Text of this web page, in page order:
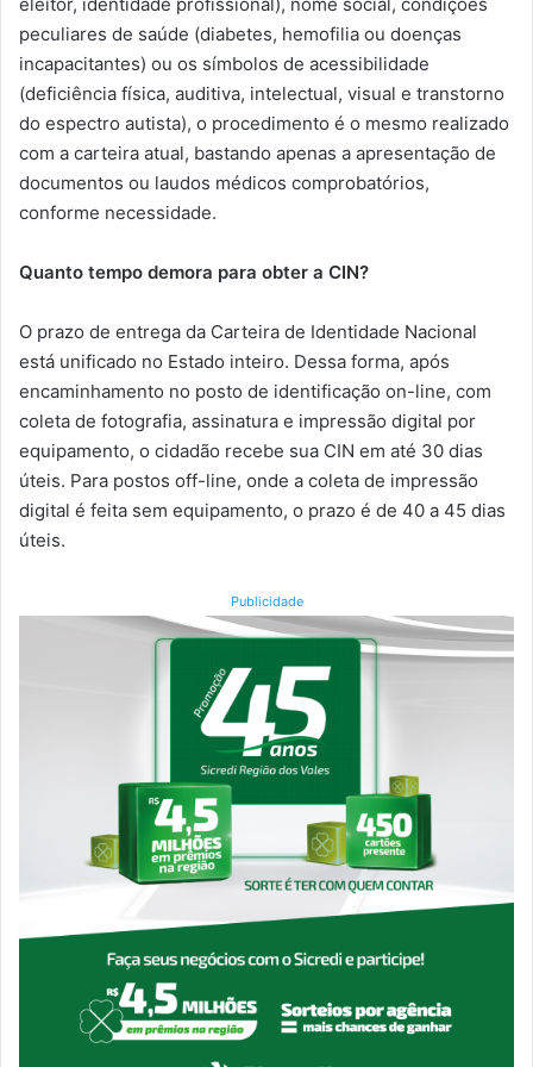
peculiares de saúde (diabetes, hemofilia ou doenças
incapacitantes) ou os símbolos de acessibilidade
(deficiência física, auditiva, intelectual, visual e transtorno
do espectro autista), o procedimento é o mesmo realizado
com a carteira atual, bastando apenas a apresentação de
documentos ou laudos médicos comprobatórios,
conforme necessidade.
Quanto tempo demora para obter a CIN?
O prazo de entrega da Carteira de Identidade Nacional
está unificado no Estado inteiro. Dessa forma, após
encaminhamento no posto de identificação on-line, com
coleta de fotografia, assinatura e impressão digital por
equipamento, o cidadão recebe sua CIN em até 30 dias
úteis. Para postos off-line, onde a coleta de impressão
digital é feita sem equipamento, o prazo é de 40 a 45 dias
úteis.
Publicidade